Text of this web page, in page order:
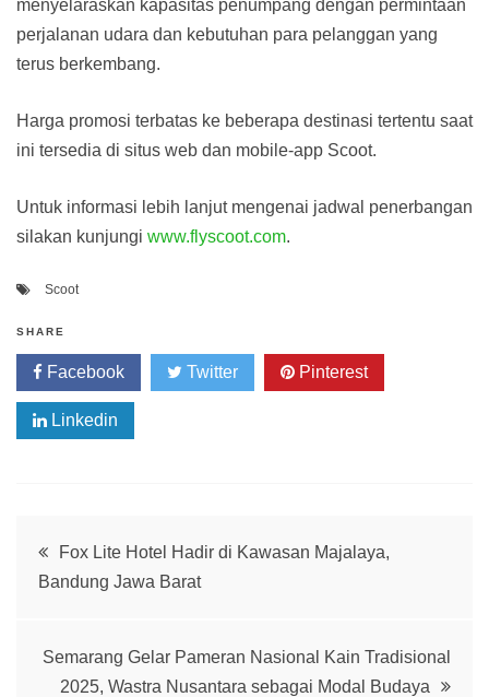
menyelaraskan kapasitas penumpang dengan permintaan
perjalanan udara dan kebutuhan para pelanggan yang
terus berkembang.
Harga promosi terbatas ke beberapa destinasi tertentu saat
ini tersedia di situs web dan mobile-app Scoot.
Untuk informasi lebih lanjut mengenai jadwal penerbangan
silakan kunjungi www.flyscoot.com.
Scoot
SHARE
Facebook Twitter Pinterest
Linkedin
Post
navigation
Fox Lite Hotel Hadir di Kawasan Majalaya,
Bandung Jawa Barat
Semarang Gelar Pameran Nasional Kain Tradisional
2025, Wastra Nusantara sebagai Modal Budaya